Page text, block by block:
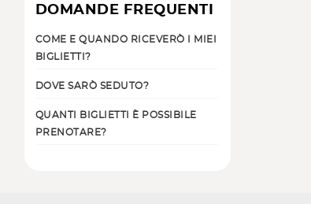
DOMANDE FREQUENTI
COME E QUANDO RICEVERÒ I MIEI
BIGLIETTI?
DOVE SARÒ SEDUTO?
QUANTI BIGLIETTI È POSSIBILE
PRENOTARE?